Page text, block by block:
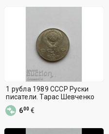
1 рубла 1989 СССР Руски
писатели. Тарас Шевченко
600 €